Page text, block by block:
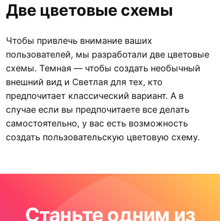
Две цветовые схемы
Чтобы привлечь внимание ваших
пользователей, мы разработали две цветовые
схемы. Темная — чтобы создать необычный
внешний вид и Светлая для тех, кто
предпочитает классический вариант. А в
случае если вы предпочитаете все делать
самостоятельно, у вас есть возможность
создать пользовательскую цветовую схему.
Станьте одним из